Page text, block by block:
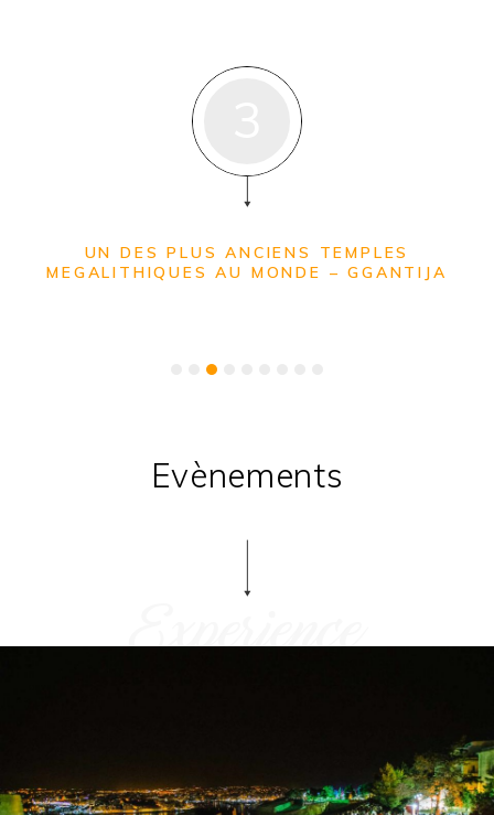
UN DES PLUS ANCIENS TEMPLES
MEGALITHIQUES AU MONDE – GGANTIJA
Evènements
Experience